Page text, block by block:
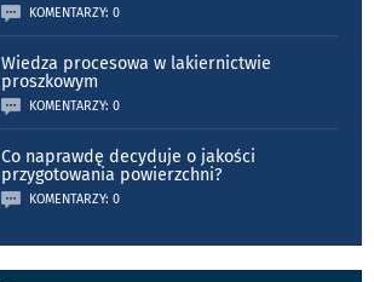
KOMENTARZY: 0
Wiedza procesowa w lakiernictwie
proszkowym
KOMENTARZY: 0
Co naprawdę decyduje o jakości
przygotowania powierzchni?
KOMENTARZY: 0